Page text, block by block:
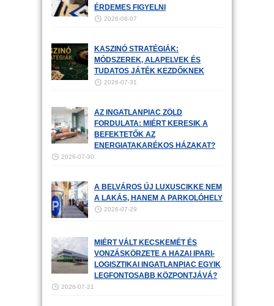
ÉRDEMES FIGYELNI
2026-08-07
KASZINÓ STRATÉGIÁK:
MÓDSZEREK, ALAPELVEK ÉS
TUDATOS JÁTÉK KEZDŐKNEK
2026-07-31
AZ INGATLANPIAC ZÖLD
FORDULATA: MIÉRT KERESIK A
BEFEKTETŐK AZ
ENERGIATAKARÉKOS HÁZAKAT?
2026-07-30
A BELVÁROS ÚJ LUXUSCIKKE NEM
A LAKÁS, HANEM A PARKOLÓHELY
2026-07-29
MIÉRT VÁLT KECSKEMÉT ÉS
VONZÁSKÖRZETE A HAZAI IPARI-
LOGISZTIKAI INGATLANPIAC EGYIK
LEGFONTOSABB KÖZPONTJÁVÁ?
2026-07-21